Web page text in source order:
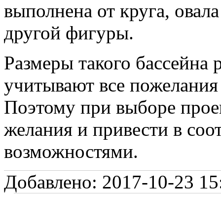
выполнена от круга,
другой фигуры.
Размеры такого бассейна
учитывают все
Поэтому при выборе
желания и привести в
возможностями.
Добавлено: 2017-10-23